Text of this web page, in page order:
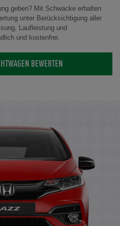
geben? Mit Schwacke erhalten
unter Berücksichtigung aller
Laufleistung und
und kostenfrei.
BEWERTEN